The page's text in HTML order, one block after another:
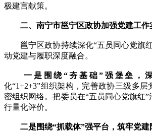
极建言献策。
二、南宁市邕宁区政协加强党建工作
邕宁区政协持续深化“五员同心党旗
动党建与履职深度融合。
一是围绕“夯基础”强堡垒，深
化“1+2+3”组织架构，完善政协三级多
密组织网络。把委员在“五员同心党旗红
行量化评价。
二是围绕“抓载体”强平台，筑牢党建